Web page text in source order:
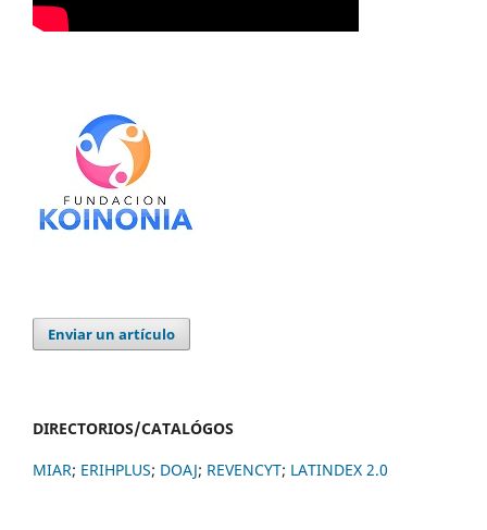
Enviar un artículo
DIRECTORIOS/CATALÓGOS
MIAR; ERIHPLUS; DOAJ; REVENCYT; LATINDEX 2.0